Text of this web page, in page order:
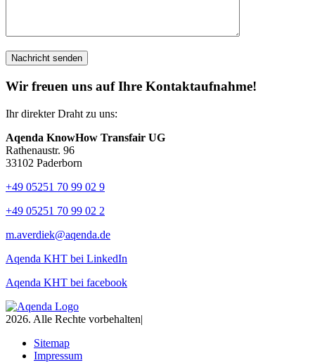
Wir freuen uns auf Ihre Kontaktaufnahme!
Ihr direkter Draht zu uns:
Aqenda KnowHow Transfair UG
Rathenaustr. 96
33102 Paderborn
+49 05251 70 99 02 9
+49 05251 70 99 02 2
m.averdiek@aqenda.de
Aqenda KHT bei LinkedIn
Aqenda KHT bei facebook
2026. Alle Rechte vorbehalten|
Sitemap
Impressum